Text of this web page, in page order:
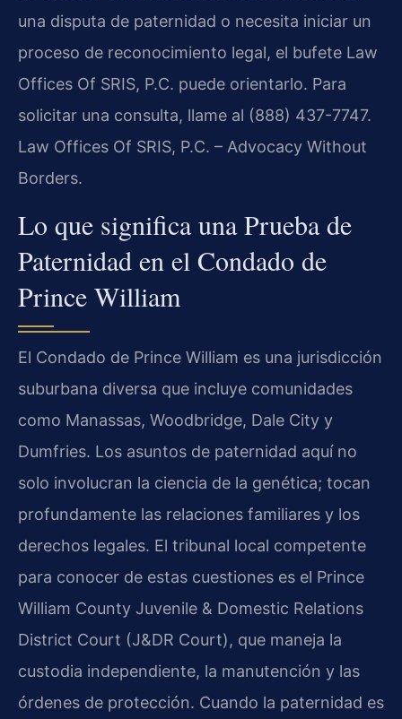
una disputa de paternidad o necesita iniciar un
proceso de reconocimiento legal, el bufete Law
Offices Of SRIS, P.C. puede orientarlo. Para
solicitar una consulta, llame al (888) 437-7747.
Law Offices Of SRIS, P.C. – Advocacy Without
Borders.
Lo que significa una Prueba de
Paternidad en el Condado de
Prince William
El Condado de Prince William es una jurisdicción
suburbana diversa que incluye comunidades
como Manassas, Woodbridge, Dale City y
Dumfries. Los asuntos de paternidad aquí no
solo involucran la ciencia de la genética; tocan
profundamente las relaciones familiares y los
derechos legales. El tribunal local competente
para conocer de estas cuestiones es el Prince
William County Juvenile & Domestic Relations
District Court (J&DR Court), que maneja la
custodia independiente, la manutención y las
órdenes de protección. Cuando la paternidad es